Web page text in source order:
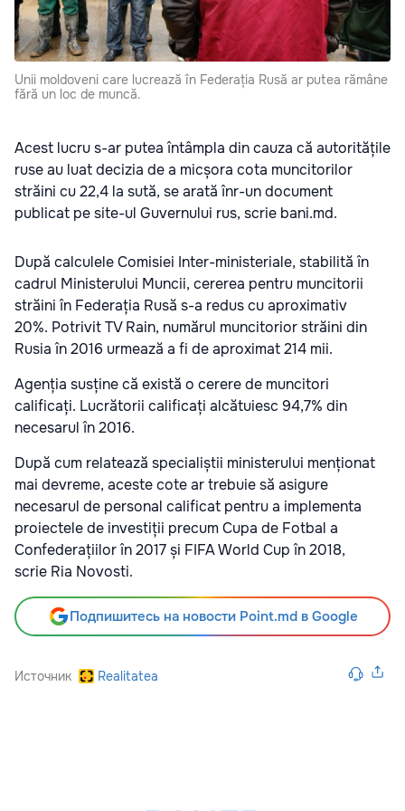
Unii moldoveni care lucrează în Federația Rusă ar putea rămâne
fără un loc de muncă.
Acest lucru s-ar putea întâmpla din cauza că autoritățile
ruse au luat decizia de a micșora cota muncitorilor
străini cu 22,4 la sută, se arată înr-un document
publicat pe site-ul Guvernului rus, scrie bani.md.
După calculele Comisiei Inter-ministeriale, stabilită în
cadrul Ministerului Muncii, cererea pentru muncitorii
străini în Federația Rusă s-a redus cu aproximativ
20%. Potrivit TV Rain, numărul muncitorior străini din
Rusia în 2016 urmează a fi de aproximat 214 mii.
Agenția susține că există o cerere de muncitori
calificați. Lucrătorii calificați alcătuiesc 94,7% din
necesarul în 2016.
După cum relatează specialiștii ministerului menționat
mai devreme, aceste cote ar trebuie să asigure
necesarul de personal calificat pentru a implementa
proiectele de investiții precum Cupa de Fotbal a
Confederațiilor în 2017 și FIFA World Cup în 2018,
scrie Ria Novosti.
Подпишитесь на новости Point.md в Google
Источник Realitatea